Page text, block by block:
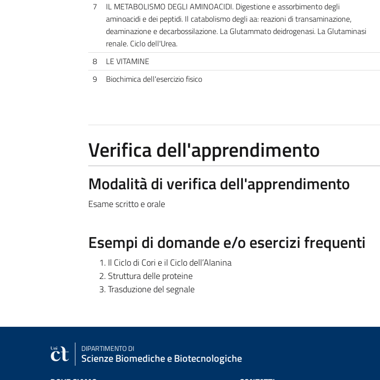
7
IL METABOLISMO DEGLI AMINOACIDI. Digestione e assorbimento degli
aminoacidi e dei peptidi. Il catabolismo degli aa: reazioni di transaminazione,
deaminazione e decarbossilazione. La Glutammato deidrogenasi. La Glutaminasi
renale. Ciclo dell'Urea.
8 LE VITAMINE
9
Biochimica dell'esercizio fisico
Verifica dell'apprendimento
Modalità di verifica dell'apprendimento
Esame scritto e orale
Esempi di domande e/o esercizi frequenti
Il Ciclo di Cori e il Ciclo dell’Alanina
Struttura delle proteine
Trasduzione del segnale
DIPARTIMENTO DI
Scienze Biomediche e Biotecnologiche